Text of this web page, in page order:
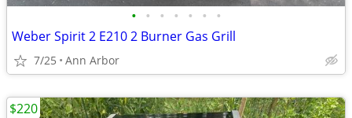
• • • • • • •
Weber Spirit 2 E210 2 Burner Gas Grill
7/25 Ann Arbor
$220